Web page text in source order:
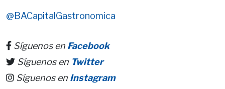
@BACapitalGastronomica
Síguenos en Facebook
Síguenos en Twitter
Síguenos en Instagram